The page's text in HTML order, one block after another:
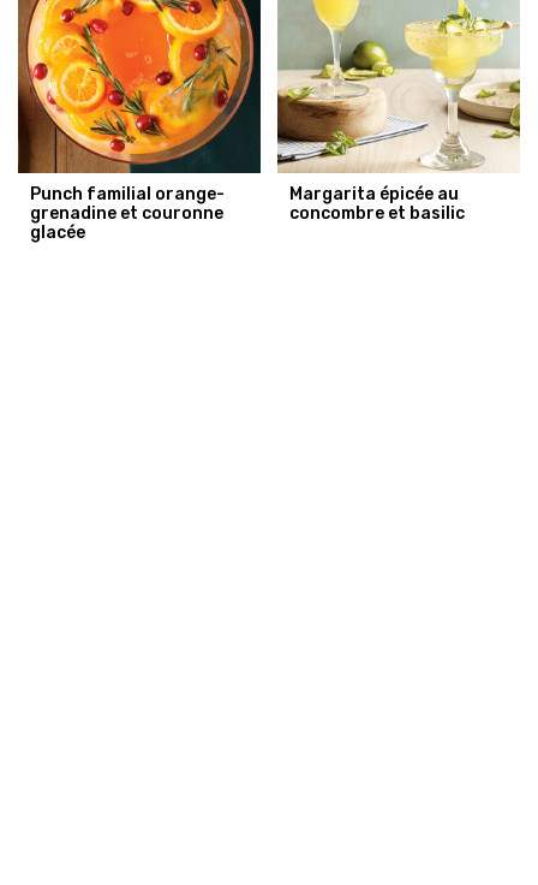
Punch familial orange-
grenadine et couronne
glacée
Margarita épicée au
concombre et basilic